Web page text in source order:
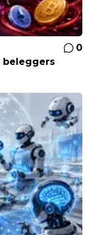
0
beleggers